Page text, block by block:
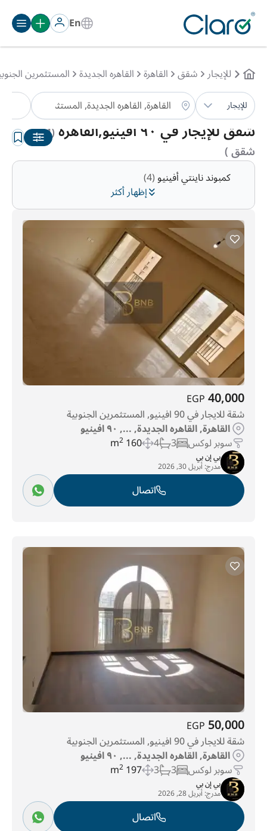
En
للإيجار شقق القاهرة القاهره الجديدة المستثمرين
للإيجار
شقق للإيجار في ٩٠ افينيو,القاهرة
(174
شقق )
الترتيب:تلقائي
إظهار أكثر
كمبوند ناينتي أفينيو(4)
40,000
EGP
شقة للايجار في 90 افينيو, المستثمرين الجنوبية
القاهرة, القاهره الجديدة, ..., ٩٠ افينيو
سوبر لوكس 3
4
160 m
2
بي إن بي
مدرج:أبريل 30, 2026
اتصال
50,000
EGP
شقة للايجار في 90 افينيو, المستثمرين الجنوبية
القاهرة, القاهره الجديدة, ..., ٩٠ افينيو
سوبر لوكس 3
3
197 m
2
بي إن بي
مدرج:أبريل 28, 2026
اتصال